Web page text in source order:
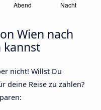
Wien nach
kannst
nicht! Willst Du
deine Reise zu zahlen?